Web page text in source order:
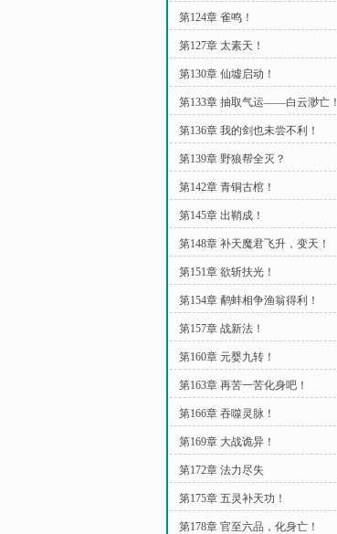
第124章 雀鸣！
第127章 太素天！
第130章 仙墟启动！
第133章 抽取气运——白云渺亡！
第136章 我的剑也未尝不利！
第139章 野狼帮全灭？
第142章 青铜古棺！
第145章 出鞘成！
第148章 补天魔君飞升，变天！
第151章 欲斩扶光！
第154章 鹬蚌相争渔翁得利！
第157章 战新法！
第160章 元婴九转！
第163章 再苦一苦化身吧！
第166章 吞噬灵脉！
第169章 大战诡异！
第172章 法力尽失
第175章 五灵补天功！
第178章 官至六品，化身亡！